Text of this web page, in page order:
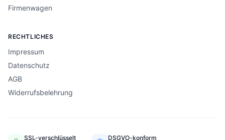
Firmenwagen
RECHTLICHES
Impressum
Datenschutz
AGB
Widerrufsbelehrung
SSL-verschlüsselt DSGVO-konform